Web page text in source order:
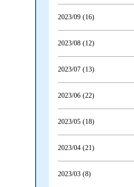
2023/09 (16)
2023/08 (12)
2023/07 (13)
2023/06 (22)
2023/05 (18)
2023/04 (21)
2023/03 (8)